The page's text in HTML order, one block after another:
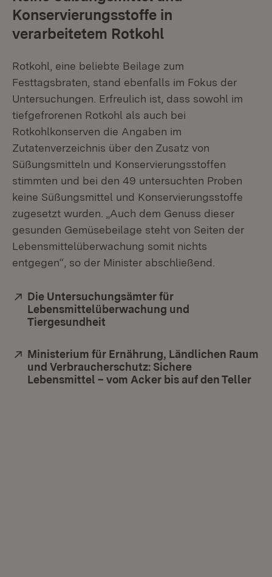
Konservierungsstoffe in
verarbeitetem Rotkohl
Rotkohl, eine beliebte Beilage zum
Festtagsbraten, stand ebenfalls im Fokus der
Untersuchungen. Erfreulich ist, dass sowohl im
tiefgefrorenen Rotkohl als auch bei
Rotkohlkonserven die Angaben im
Zutatenverzeichnis über den Zusatz von
Süßungsmitteln und Konservierungsstoffen
stimmten und bei den 49 untersuchten Proben
keine Süßungsmittel und Konservierungsstoffe
zugesetzt wurden. „Auch dem Genuss dieser
gesunden Gemüsebeilage steht von Seiten der
Lebensmittelüberwachung somit nichts
entgegen“, so der Minister abschließend.
Extern:
Die Untersuchungsämter für
Lebensmittelüberwachung und
Tiergesundheit
Extern:
Ministerium für Ernährung, Ländlichen Raum
und Verbraucherschutz: Sichere
Lebensmittel – vom Acker bis auf den Teller